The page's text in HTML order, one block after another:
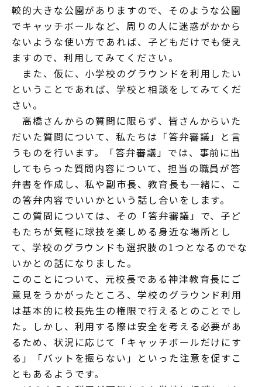
較的大きな公園がありますので、そのような公園
でキャッチボールなど、周りの人に迷惑がかから
ないような使い方であれば、子どもだけでも使え
ますので、利用してみてください。
また、仮に、小学校のグラウンドを利用したい
ということであれば、学校と相談をしてみてくだ
さい。
高橋さんからの質問に限らず、皆さんからいた
だいた質問について、私たちは「答弁審議」と言
うものを行います。「答弁審議」では、事前に出
してもらった質問内容について、担当の職員が答
弁書を作成し、私や副市長、教育長も一緒に、こ
の答弁内容でいいかという話し合いをします。
この質問については、その「答弁審議」で、子ど
もたちが気軽に球技を楽しめる身近な場所とし
て、学校のグラウンドも選択肢の1つとなるのでな
いかとの話になりました。
このことについて、元校長である神津教育長にご
意見をうかがったところ、学校のグラウンド利用
は基本的に校長先生の権限で行えるとのことでし
た。しかし、利用する際は安全を考える必要があ
るため、状況に応じて「キャッチボールだけにす
る」「バットを振らない」といった注意を促すこ
ともあるようです。